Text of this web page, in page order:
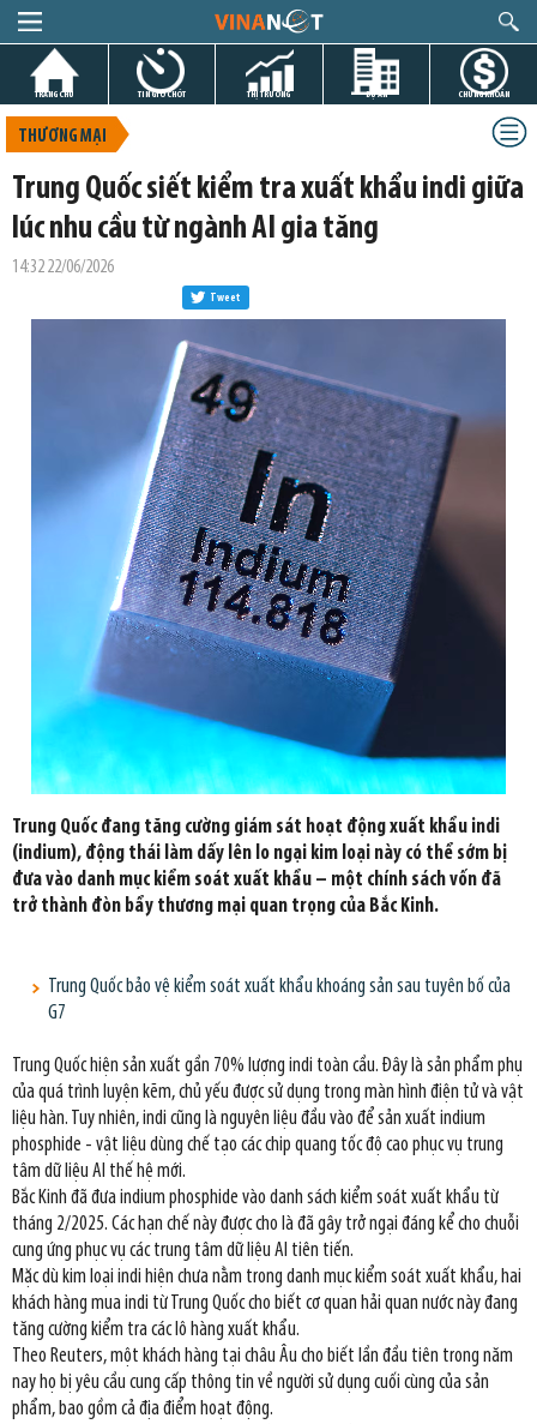
TRANG CHỦ TIN GIỜ CHÓT THỊ TRƯỜNG DỰ ÁN CHỨNG KHOÁN
THƯƠNG MẠI
Trung Quốc siết kiểm tra xuất khẩu indi giữa
lúc nhu cầu từ ngành AI gia tăng
14:32 22/06/2026
Tweet
Trung Quốc đang tăng cường giám sát hoạt động xuất khẩu indi
(indium), động thái làm dấy lên lo ngại kim loại này có thể sớm bị
đưa vào danh mục kiểm soát xuất khẩu – một chính sách vốn đã
trở thành đòn bẩy thương mại quan trọng của Bắc Kinh.
Trung Quốc bảo vệ kiểm soát xuất khẩu khoáng sản sau tuyên bố của
G7
Trung Quốc hiện sản xuất gần 70% lượng indi toàn cầu. Đây là sản phẩm phụ
của quá trình luyện kẽm, chủ yếu được sử dụng trong màn hình điện tử và vật
liệu hàn. Tuy nhiên, indi cũng là nguyên liệu đầu vào để sản xuất indium
phosphide - vật liệu dùng chế tạo các chip quang tốc độ cao phục vụ trung
tâm dữ liệu AI thế hệ mới.
Bắc Kinh đã đưa indium phosphide vào danh sách kiểm soát xuất khẩu từ
tháng 2/2025. Các hạn chế này được cho là đã gây trở ngại đáng kể cho chuỗi
cung ứng phục vụ các trung tâm dữ liệu AI tiên tiến.
Mặc dù kim loại indi hiện chưa nằm trong danh mục kiểm soát xuất khẩu, hai
khách hàng mua indi từ Trung Quốc cho biết cơ quan hải quan nước này đang
tăng cường kiểm tra các lô hàng xuất khẩu.
Theo Reuters, một khách hàng tại châu Âu cho biết lần đầu tiên trong năm
nay họ bị yêu cầu cung cấp thông tin về người sử dụng cuối cùng của sản
phẩm, bao gồm cả địa điểm hoạt động.